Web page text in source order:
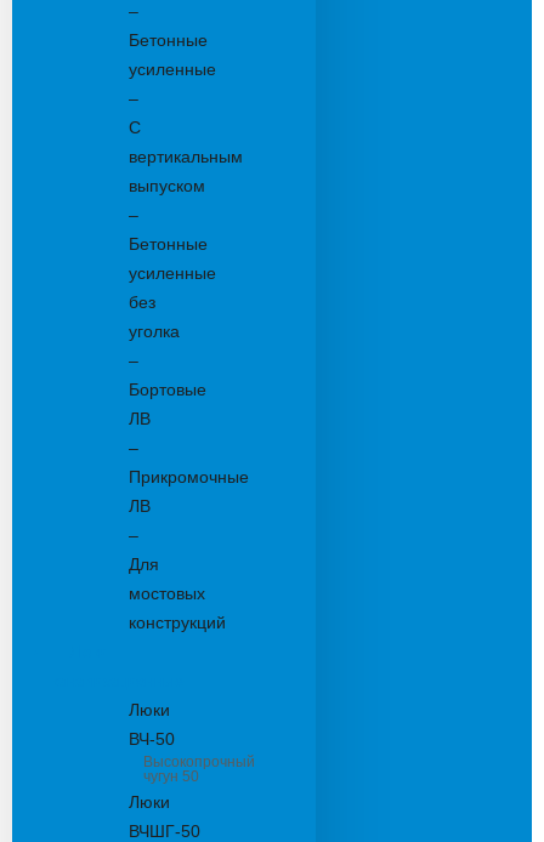
–
Бетонные
усиленные
–
С
вертикальным
выпуском
–
Бетонные
усиленные
без
уголка
–
Бортовые
ЛВ
–
Прикромочные
ЛВ
–
Для
мостовых
конструкций
Люки
ВЧ-50
Высокопрочный
чугун 50
Люки
ВЧШГ-50